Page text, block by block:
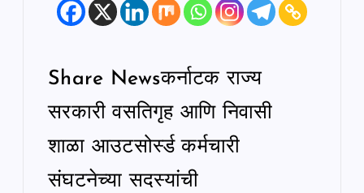
Share Newsकर्नाटक राज्य
सरकारी वसतिगृह आणि निवासी
शाळा आउटसोर्स्ड कर्मचारी
संघटनेच्या सदस्यांची